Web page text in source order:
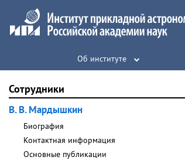
Об институте
Сотрудники
В. В. Мардышкин
Биография
Контактная информация
Основные публикации